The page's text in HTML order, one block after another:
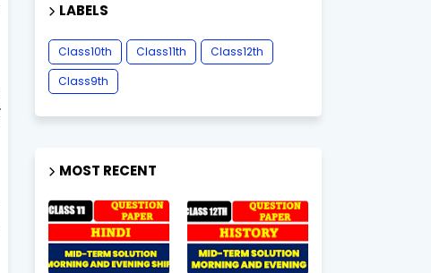
LABELS
Class10th Class11th
Class12th
Class9th
MOST RECENT